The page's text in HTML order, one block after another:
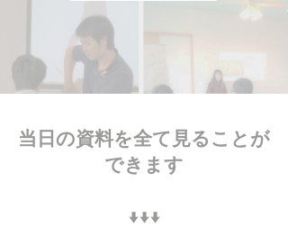
当日の資料を全て見ることが
できます
​↓↓↓